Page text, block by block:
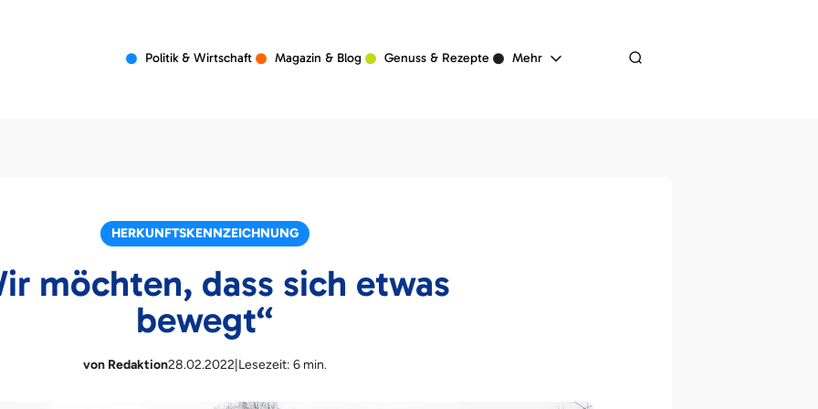
Politik & Wirtschaft Magazin & Blog Genuss & Rezepte Mehr
HERKUNFTSKENNZEICHNUNG
möchten, dass sich etwas
bewegt“
von Redaktion28.02.2022 Lesezeit: 6 min.